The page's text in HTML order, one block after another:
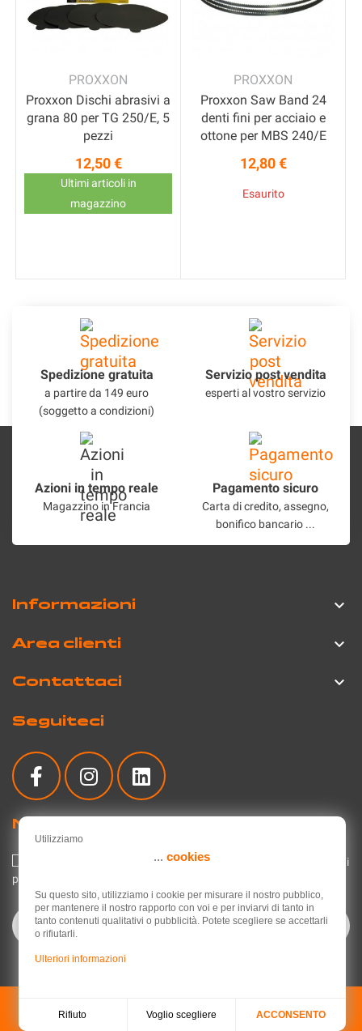
PROXXON
Proxxon Dischi abrasivi a
grana 80 per TG 250/E, 5
pezzi
Prezzo
12,50 €
Ultimi articoli in
magazzino
PROXXON
Proxxon Saw Band 24
denti fini per acciaio e
ottone per MBS 240/E
Prezzo
12,80 €
Esaurito
Spedizione gratuita
a partire da 149 euro
(soggetto a condizioni)
Servizio post vendita
esperti al vostro servizio
Azioni in tempo reale
Magazzino in Francia
Pagamento sicuro
Carta di credito, assegno,
bonifico bancario ...
Informazioni 
Area clienti 
Seguiteci
Newsletter
Accetto l'informativa sulla privacy relativa all'utilizzo dei miei dati
personali.
Contattaci 
Utilizziamo
... cookies
Su questo sito, utilizziamo i cookie per misurare il nostro pubblico,
per mantenere il nostro rapporto con voi e per inviarvi di tanto in
tanto contenuti qualitativi o pubblicità. Potete scegliere se accettarli
o rifiutarli.
Ulteriori informazioni
Rifiuto Voglio scegliere ACCONSENTO
© 2026 - Flash RC, your RC model making specialist